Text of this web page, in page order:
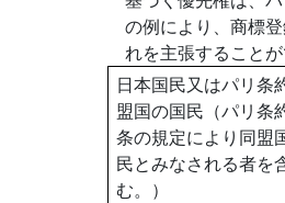
の例により、商標
れを主張することが
日本国民又はパリ条
盟国の国民（パリ条
条の規定により同盟
民とみなされる者を
む。）